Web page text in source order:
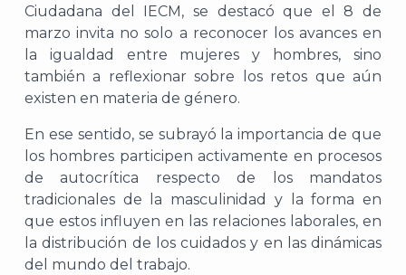
Ciudadana del IECM, se destacó que el 8 de
marzo invita no solo a reconocer los avances en
la igualdad entre mujeres y hombres, sino
también a reflexionar sobre los retos que aún
existen en materia de género.
En ese sentido, se subrayó la importancia de que
los hombres participen activamente en procesos
de autocrítica respecto de los mandatos
tradicionales de la masculinidad y la forma en
que estos influyen en las relaciones laborales, en
la distribución de los cuidados y en las dinámicas
del mundo del trabajo.